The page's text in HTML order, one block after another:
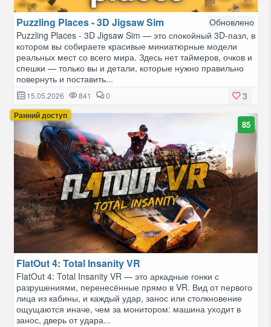
Puzzling Places - 3D Jigsaw Sim
Обновлено
Puzzling Places - 3D Jigsaw Sim — это спокойный 3D-пазл, в
котором вы собираете красивые миниатюрные модели
реальных мест со всего мира. Здесь нет таймеров, очков и
спешки — только вы и детали, которые нужно правильно
повернуть и поставить...
3
15.05.2026 841 0
Ранний доступ
85
FlatOut 4: Total Insanity VR
FlatOut 4: Total Insanity VR — это аркадные гонки с
разрушениями, перенесённые прямо в VR. Вид от первого
лица из кабины, и каждый удар, занос или столкновение
ощущаются иначе, чем за монитором: машина уходит в
занос, дверь от удара...